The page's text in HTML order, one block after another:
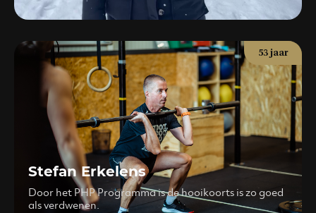
53 jaar
Stefan Erkelens
Door het PHP Programma is de hooikoorts is zo goed
als verdwenen.